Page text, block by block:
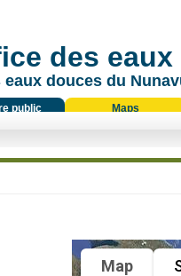
des
douces du
public Maps
Map